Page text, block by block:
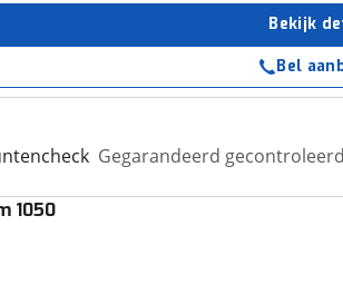
Bekijk
Bel
Gegarandeerd
1050